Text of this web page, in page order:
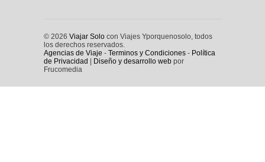
© 2026 Viajar Solo con Viajes Yporquenosolo, todos
los derechos reservados.
Agencias de Viaje - Terminos y Condiciones - Política
de Privacidad
Diseño y desarrollo web por
Frucomedia